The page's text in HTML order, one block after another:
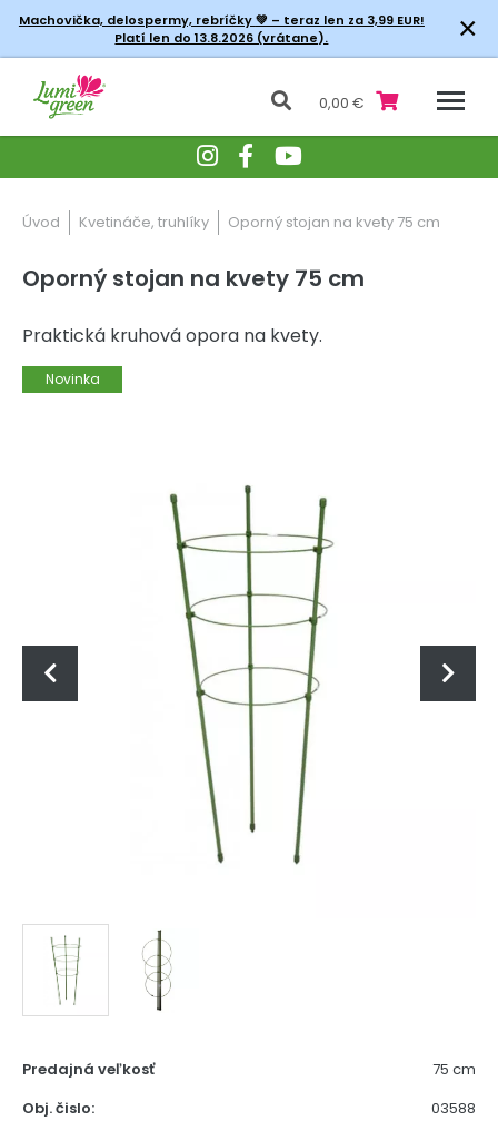
Machovička, delospermy, rebríčky💚 – teraz len za 3,99 EUR!
Platí len do 13.8.2026 (vrátane).
×
0,00 €
Úvod Kvetináče, truhlíky Oporný stojan na kvety 75 cm
Oporný stojan na kvety 75 cm
Praktická kruhová opora na kvety.
Novinka
Predajná veľkosť
75 cm
Obj. čislo:
03588